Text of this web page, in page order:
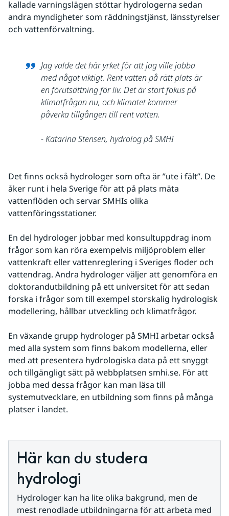
kallade varningslägen stöttar hydrologerna sedan
andra myndigheter som räddningstjänst, länsstyrelser
och vattenförvaltning.
Jag valde det här yrket för att jag ville jobba
med något viktigt. Rent vatten på rätt plats är
en förutsättning för liv. Det är stort fokus på
klimatfrågan nu, och klimatet kommer
påverka tillgången till rent vatten.
- Katarina Stensen, hydrolog på SMHI
Det finns också hydrologer som ofta är ”ute i fält”. De
åker runt i hela Sverige för att på plats mäta
vattenflöden och servar SMHIs olika
vattenföringsstationer.
En del hydrologer jobbar med konsultuppdrag inom
frågor som kan röra exempelvis miljöproblem eller
vattenkraft eller vattenreglering i Sveriges floder och
vattendrag. Andra hydrologer väljer att genomföra en
doktorandutbildning på ett universitet för att sedan
forska i frågor som till exempel storskalig hydrologisk
modellering, hållbar utveckling och klimatfrågor.
En växande grupp hydrologer på SMHI arbetar också
med alla system som finns bakom modellerna, eller
med att presentera hydrologiska data på ett snyggt
och tillgängligt sätt på webbplatsen smhi.se. För att
jobba med dessa frågor kan man läsa till
systemutvecklare, en utbildning som finns på många
platser i landet.
Här kan du studera
hydrologi
Hydrologer kan ha lite olika bakgrund, men de
mest renodlade utbildningarna för att arbeta med